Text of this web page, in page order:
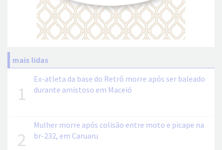
mais lidas
1
Ex-atleta da base do Retrô morre após ser baleado
durante amistoso em Maceió
2
Mulher morre após colisão entre moto e picape na
br-232, em Caruaru